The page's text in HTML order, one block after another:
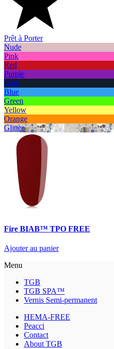
Prêt à Porter
Nude
Pink
Red
Purple
Dark
Blue
Green
Yellow
Orange
Glitter
Fire BIAB™ TPO FREE
Ajouter au panier
Menu
TGB
TGB SPA™
Vernis Semi-permanent
HEMA-FREE
Peacci
Contact
About TGB